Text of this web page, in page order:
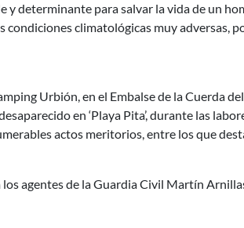
y determinante para salvar la vida de un
condiciones climatológicas muy adversas,
Urbión, en el Embalse de la Cuerda
en ‘Playa Pita’, durante las
actos meritorios, entre los que
agentes de la Guardia Civil Martín